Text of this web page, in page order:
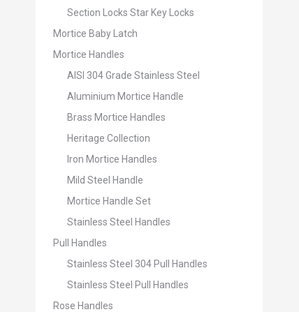
Section Locks Star Key Locks
Mortice Baby Latch
Mortice Handles
AISI 304 Grade Stainless Steel
Aluminium Mortice Handle
Brass Mortice Handles
Heritage Collection
Iron Mortice Handles
Mild Steel Handle
Mortice Handle Set
Stainless Steel Handles
Pull Handles
Stainless Steel 304 Pull Handles
Stainless Steel Pull Handles
Rose Handles